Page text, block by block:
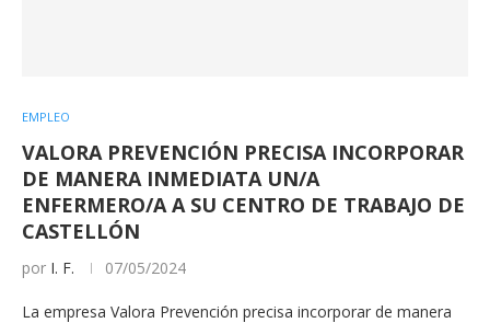
EMPLEO
VALORA PREVENCIÓN PRECISA INCORPORAR
DE MANERA INMEDIATA UN/A
ENFERMERO/A A SU CENTRO DE TRABAJO DE
CASTELLÓN
por I. F. 07/05/2024
La empresa Valora Prevención precisa incorporar de manera